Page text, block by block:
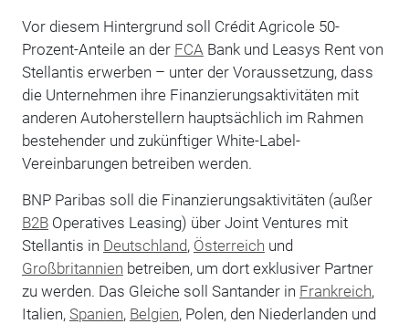
Vor diesem Hintergrund soll Crédit Agricole 50-
Prozent-Anteile an der FCA Bank und Leasys Rent von
Stellantis erwerben – unter der Voraussetzung, dass
die Unternehmen ihre Finanzierungsaktivitäten mit
anderen Autoherstellern hauptsächlich im Rahmen
bestehender und zukünftiger White-Label-
Vereinbarungen betreiben werden.
BNP Paribas soll die Finanzierungsaktivitäten (außer
B2BOperatives Leasing) über Joint Ventures mit
Stellantis in Deutschland, Österreich und
Großbritannien betreiben, um dort exklusiver Partner
zu werden. Das Gleiche soll Santander in Frankreich,
Italien, Spanien, Belgien, Polen, den Niederlanden und